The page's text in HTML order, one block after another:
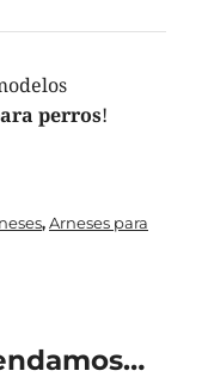
perros!
, Arneses para